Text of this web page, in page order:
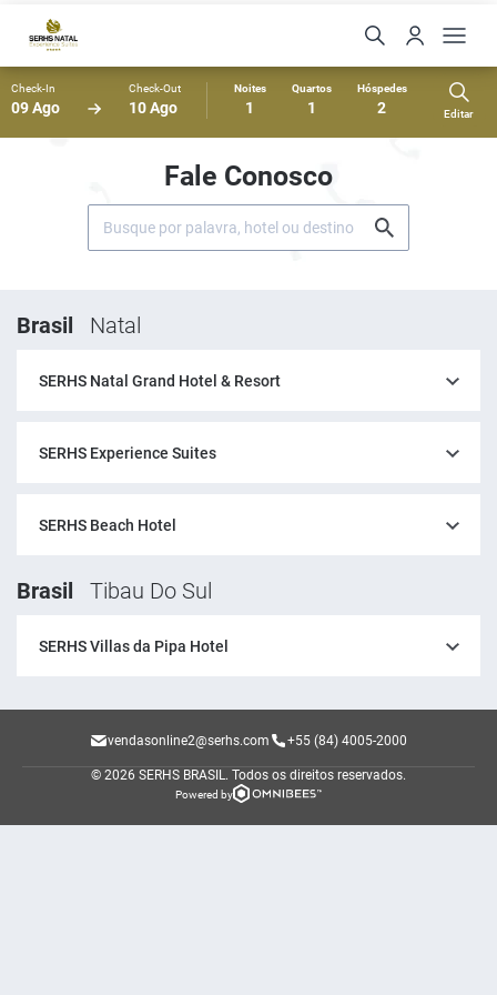
Check-In
09 Ago
Check-Out
10 Ago
Noites
1
Quartos
1
Hóspedes
2 Editar
Fale Conosco
Brasil Natal
SERHS Natal Grand Hotel & Resort
SERHS Experience Suites
SERHS Beach Hotel
Brasil Tibau Do Sul
SERHS Villas da Pipa Hotel
vendasonline2@serhs.com +55 (84) 4005-2000
© 2026 SERHS BRASIL. Todos os direitos reservados.
Powered by